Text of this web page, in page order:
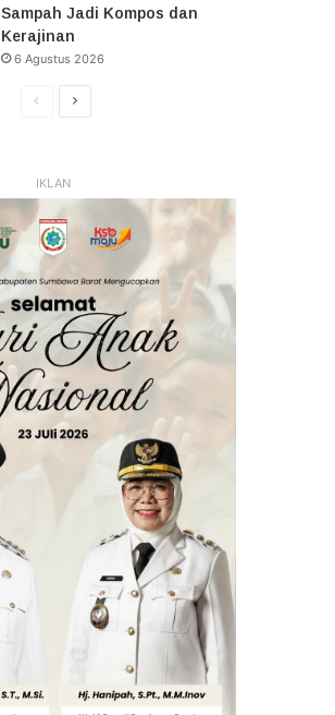
Sampah Jadi Kompos dan
Kerajinan
6 Agustus 2026
HalamanHalaman
IKLAN